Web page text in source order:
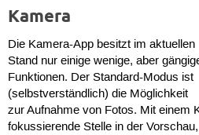
Kamera
Die Kamera-App besitzt im aktuellen
Stand nur einige wenige, aber
Funktionen. Der Standard-Modus ist
(selbstverständlich) die Möglichkeit
zur Aufnahme von Fotos. Mit einem
fokussierende Stelle in der